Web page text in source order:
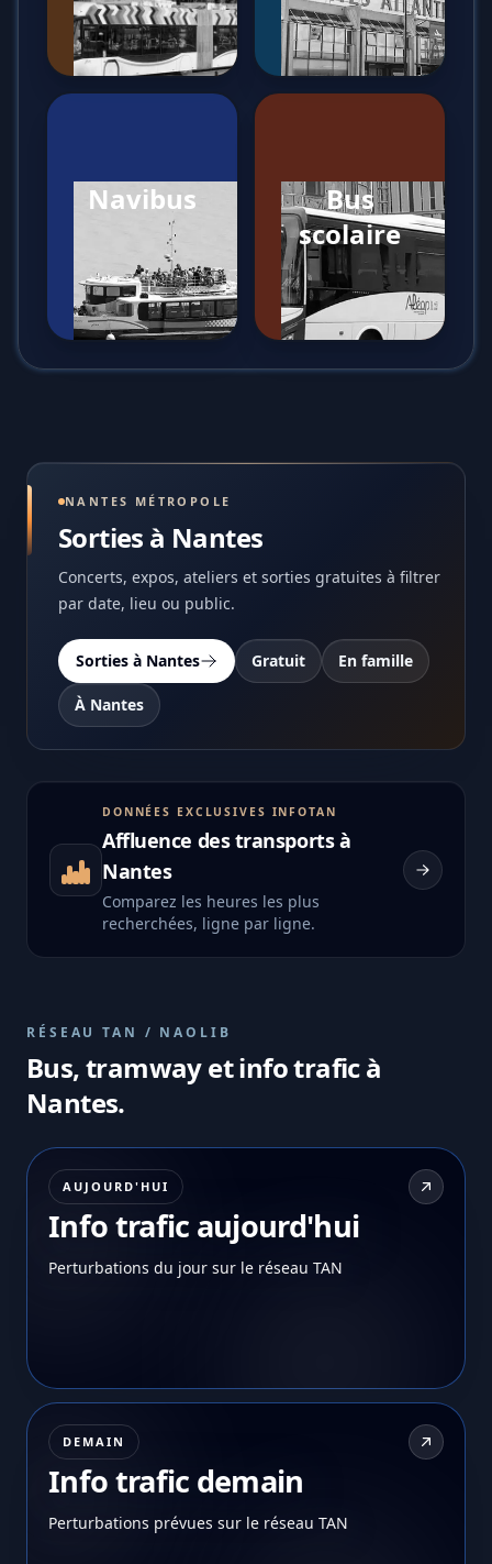
Navibus
Bus
scolaire
NANTES MÉTROPOLE
Sorties à Nantes
Concerts, expos, ateliers et sorties gratuites à filtrer
par date, lieu ou public.
Sorties à Nantes Gratuit En famille
À Nantes
DONNÉES EXCLUSIVES INFOTAN
Affluence des transports à
Nantes
Comparez les heures les plus
recherchées, ligne par ligne.
RÉSEAU TAN / NAOLIB
Bus, tramway et info trafic à
Nantes.
AUJOURD'HUI
Info trafic aujourd'hui
Perturbations du jour sur le réseau TAN
DEMAIN
Info trafic demain
Perturbations prévues sur le réseau TAN